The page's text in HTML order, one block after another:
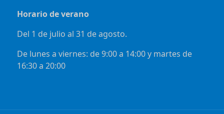
Horario de verano
Del 1 de julio al 31 de agosto.
De lunes a viernes: de 9:00 a 14:00 y martes de
16:30 a 20:00